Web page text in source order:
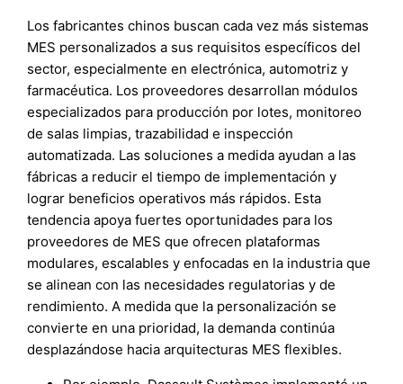
Los fabricantes chinos buscan cada vez más sistemas
MES personalizados a sus requisitos específicos del
sector, especialmente en electrónica, automotriz y
farmacéutica. Los proveedores desarrollan módulos
especializados para producción por lotes, monitoreo
de salas limpias, trazabilidad e inspección
automatizada. Las soluciones a medida ayudan a las
fábricas a reducir el tiempo de implementación y
lograr beneficios operativos más rápidos. Esta
tendencia apoya fuertes oportunidades para los
proveedores de MES que ofrecen plataformas
modulares, escalables y enfocadas en la industria que
se alinean con las necesidades regulatorias y de
rendimiento. A medida que la personalización se
convierte en una prioridad, la demanda continúa
desplazándose hacia arquitecturas MES flexibles.